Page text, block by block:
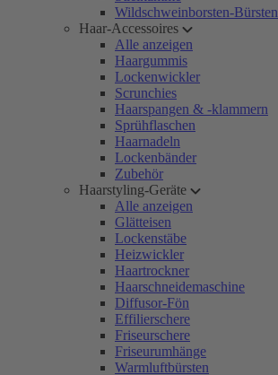
Wildschweinborsten-Bürsten
Haar-Accessoires
Alle anzeigen
Haargummis
Lockenwickler
Scrunchies
Haarspangen & -klammern
Sprühflaschen
Haarnadeln
Lockenbänder
Zubehör
Haarstyling-Geräte
Alle anzeigen
Glätteisen
Lockenstäbe
Heizwickler
Haartrockner
Haarschneidemaschine
Diffusor-Fön
Effilierschere
Friseurschere
Friseurumhänge
Warmluftbürsten